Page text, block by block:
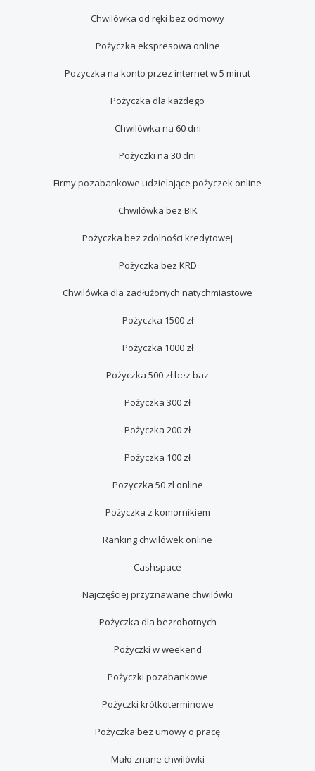
Chwilówka od ręki bez odmowy
Pożyczka ekspresowa online
Pozyczka na konto przez internet w 5 minut
Pożyczka dla każdego
Chwilówka na 60 dni
Pożyczki na 30 dni
Firmy pozabankowe udzielające pożyczek online
Сhwilówka bez BIK
Pożyczka bez zdolności kredytowej
Pożyczka bez KRD
Chwilówka dla zadłużonych natychmiastowe
Pożyczka 1500 zł
Pożyczka 1000 zł
Pożyczka 500 zł bez baz
Pożyczka 300 zł
Pożyczka 200 zł
Pożyczka 100 zł
Pozyczka 50 zl online
Pożyczka z komornikiem
Ranking chwilówek online
Cashspace
Najczęściej przyznawane chwilówki
Pożyczka dla bezrobotnych
Pożyczki w weekend
Pożyczki pozabankowe
Pożyczki krótkoterminowe
Pożyczka bez umowy o pracę
Mało znane chwilówki